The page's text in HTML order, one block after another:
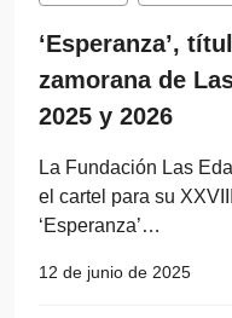
‘Esperanza’,
zamorana de
2025 y 2026
La Fundación Las
el cartel para su
‘Esperanza’…
12 de junio de 2025